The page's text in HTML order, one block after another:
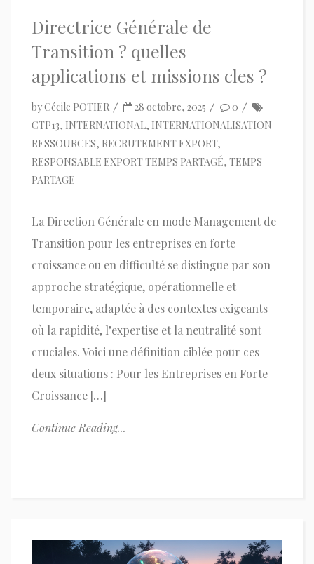
Directrice Générale de
Transition ? quelles
applications et missions cles ?
byCécile POTIER 28 octobre, 2025
0
CTP13, INTERNATIONAL, INTERNATIONALISATION
RESSOURCES, RECRUTEMENT EXPORT,
RESPONSABLE EXPORT TEMPS PARTAGÉ, TEMPS
PARTAGE
La Direction Générale en mode Management de
Transition pour les entreprises en forte
croissance ou en difficulté se distingue par son
approche stratégique, opérationnelle et
temporaire, adaptée à des contextes exigeants
où la rapidité, l’expertise et la neutralité sont
cruciales. Voici une définition ciblée pour ces
deux situations : Pour les Entreprises en Forte
Croissance […]
Continue Reading...